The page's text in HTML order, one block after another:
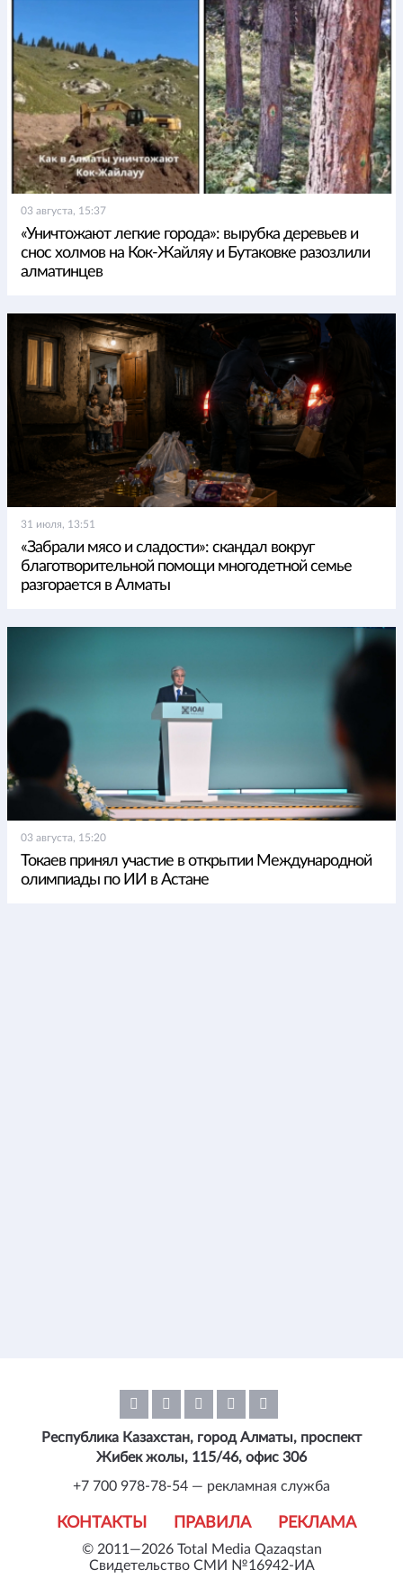
03 августа, 15:37
«Уничтожают легкие города»: вырубка деревьев и
снос холмов на Кок-Жайляу и Бутаковке разозлили
алматинцев
31 июля, 13:51
«Забрали мясо и сладости»: скандал вокруг
благотворительной помощи многодетной семье
разгорается в Алматы
03 августа, 15:20
Токаев принял участие в открытии Международной
олимпиады по ИИ в Астане
© 2011—2026 Total Media Qazaqstan
Свидетельство СМИ №16942-ИА
КОНТАКТЫ ПРАВИЛА РЕКЛАМА
Республика Казахстан, город Алматы, проспект
Жибек жолы, 115/46, офис 306
+7 700 978-78-54 — рекламная служба